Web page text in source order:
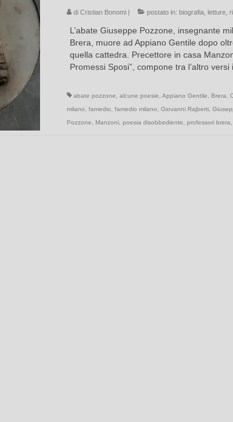
di Cristian Bonomi| postato in: biografia, letture,
L’abate Giuseppe Pozzone, insegnante
Brera, muore ad Appiano Gentile dopo
quella cattedra. Precettore in casa
Promessi Sposi”, compone tra l’altro
abate pozzone alcune poesie Appiano Gentile Brera
milano
famedio famedio milano Giovanni Rajberti,
Pozzone
Manzoni, poesia disobbediente professori brera